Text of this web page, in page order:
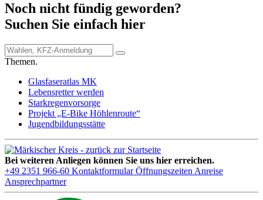
Noch nicht fündig geworden?
Suchen Sie einfach hier
Themen.
Glasfaseratlas MK
Lebensretter werden
Starkregenvorsorge
Projekt „E-Bike Höhlenroute“
Jugendbildungsstätte
Bei weiteren Anliegen können Sie uns hier erreichen.
+49 2351 966-60 Kontaktformular Öffnungszeiten Anreise
Ansprechpartner